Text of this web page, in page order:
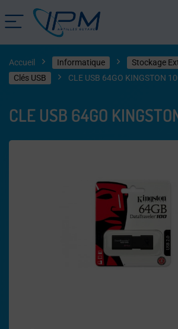
Accueil Informatique
Stockage
Clés USB
CLE USB 64GO KINGSTON
CLE USB 64GO